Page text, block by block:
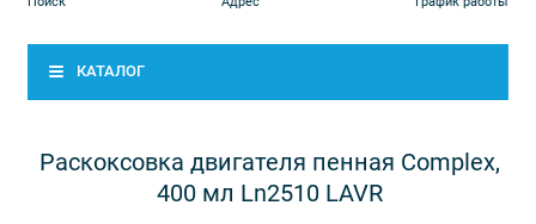
КАТАЛОГ
Раскоксовка двигателя пенная Complex,
400 мл Ln2510 LAVR